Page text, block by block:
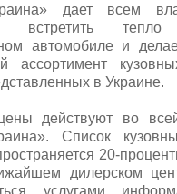
дает всем
встретить
автомобиле и
ассортимент
в Украине.
действуют во
Список
20-
дилерском
услугами